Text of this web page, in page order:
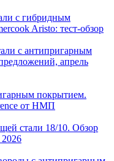
с гибридным
Aristo: тест-обзор
с антипригарным
апрель
покрытием.
от НМП
стали 18/10. Обзор